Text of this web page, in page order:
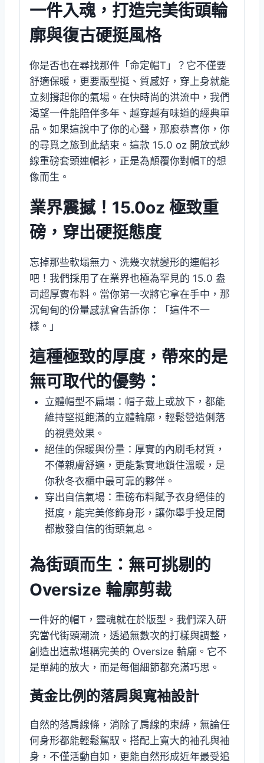
一件入魂，打造完美街頭輪
廓與復古硬挺風格
你是否也在尋找那件「命定帽T」？它不僅要
舒適保暖，更要版型挺、質感好，穿上身就能
立刻撐起你的氣場。在快時尚的洪流中，我們
渴望一件能陪伴多年、越穿越有味道的經典單
品。如果這說中了你的心聲，那麼恭喜你，你
的尋覓之旅到此結束。這款 15.0 oz 開放式紗
線重磅套頭連帽衫，正是為顛覆你對帽T的想
像而生。
業界震撼！15.0oz 極致重
磅，穿出硬挺態度
忘掉那些軟塌無力、洗幾次就變形的連帽衫
吧！我們採用了在業界也極為罕見的 15.0 盎
司超厚實布料。當你第一次將它拿在手中，那
沉甸甸的份量感就會告訴你：「這件不一
樣。」
這種極致的厚度，帶來的是
無可取代的優勢：
立體帽型不扁塌：帽子戴上或放下，都能
維持堅挺飽滿的立體輪廓，輕鬆營造俐落
的視覺效果。
絕佳的保暖與份量：厚實的內刷毛材質，
不僅親膚舒適，更能紮實地鎖住溫暖，是
你秋冬衣櫃中最可靠的夥伴。
穿出自信氣場：重磅布料賦予衣身絕佳的
挺度，能完美修飾身形，讓你舉手投足間
都散發自信的街頭氣息。
為街頭而生：無可挑剔的
Oversize 輪廓剪裁
一件好的帽T，靈魂就在於版型。我們深入研
究當代街頭潮流，透過無數次的打樣與調整，
創造出這款堪稱完美的 Oversize 輪廓。它不
是單純的放大，而是每個細節都充滿巧思。
黃金比例的落肩與寬袖設計
自然的落肩線條，消除了肩線的束縛，無論任
何身形都能輕鬆駕馭。搭配上寬大的袖孔與袖
身，不僅活動自如，更能自然形成近年最受追